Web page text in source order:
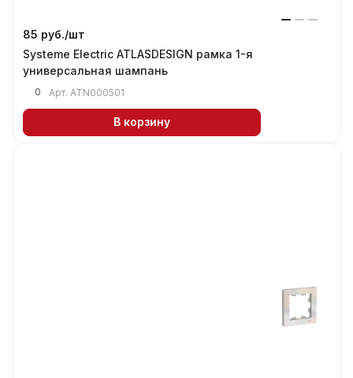
85 руб./шт
Systeme Electric ATLASDESIGN рамка 1-я
универсальная шампань
0 Арт. ATN000501
В корзину